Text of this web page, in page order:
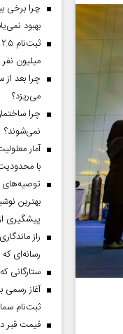
چرا برخی
بهبود
میلیون نفر
چرا بعد
می‌ریزد؟
چرا
نمی‌شوند؟
با
توصیه‌های
بهترین
پیشگیری
راز
رسانه‌ای
ستارگانی که در
ثبت‌نام سماح به ۱.۷